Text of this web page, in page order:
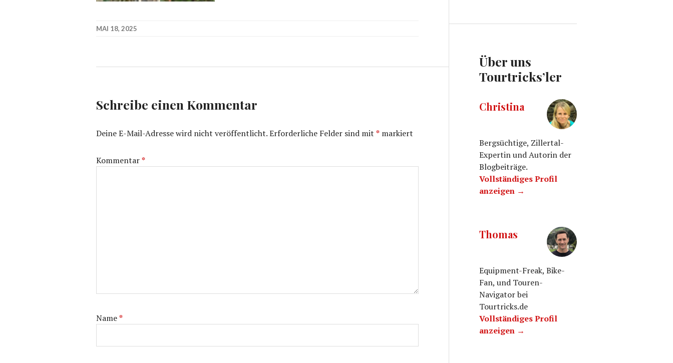
MAI 18, 2025
Schreibe einen Kommentar
Deine E-Mail-Adresse wird nicht veröffentlicht.Erforderliche Felder sind mit * markiert
Kommentar*
Name*
Über uns
Tourtricks’ler
Christina
Bergsüchtige, Zillertal-
Expertin und Autorin der
Blogbeiträge.
Vollständiges Profil
anzeigen →
Thomas
Equipment-Freak, Bike-
Fan, und Touren-
Navigator bei
Tourtricks.de
Vollständiges Profil
anzeigen →